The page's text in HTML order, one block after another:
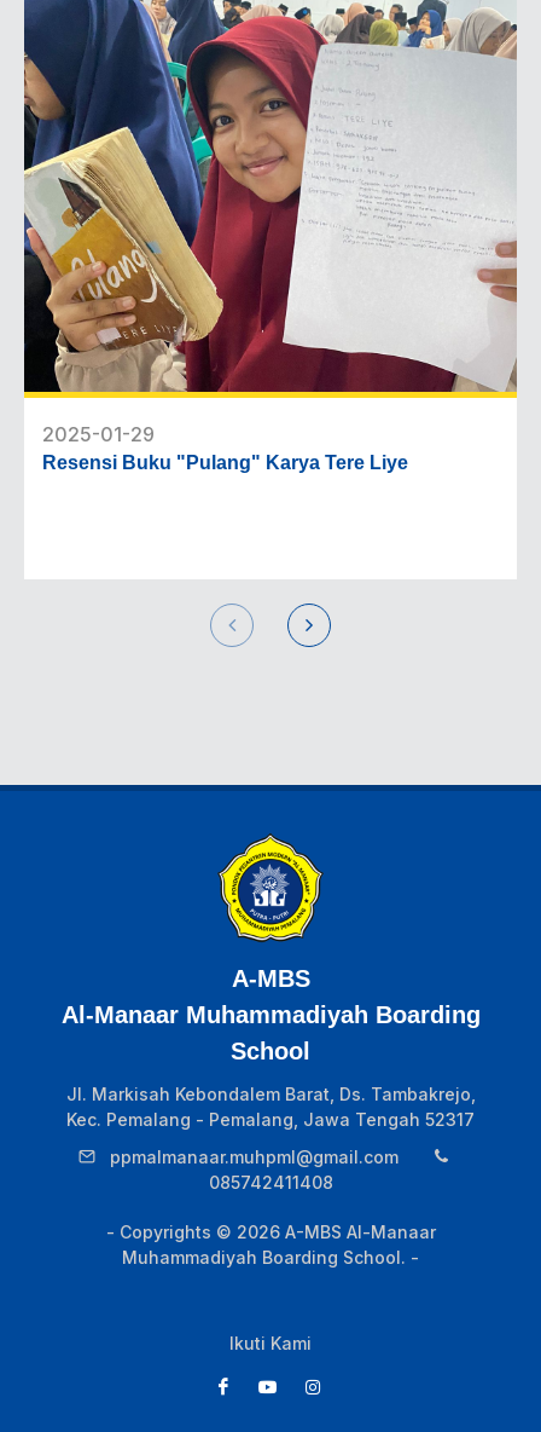
2025-01-29
Resensi Buku "Pulang" Karya Tere Liye
A-MBS
Al-Manaar Muhammadiyah Boarding
School
Jl. Markisah Kebondalem Barat, Ds. Tambakrejo,
Kec. Pemalang - Pemalang, Jawa Tengah 52317
ppmalmanaar.muhpml@gmail.com
085742411408
- Copyrights © 2026 A-MBS Al-Manaar
Muhammadiyah Boarding School. -
Ikuti Kami